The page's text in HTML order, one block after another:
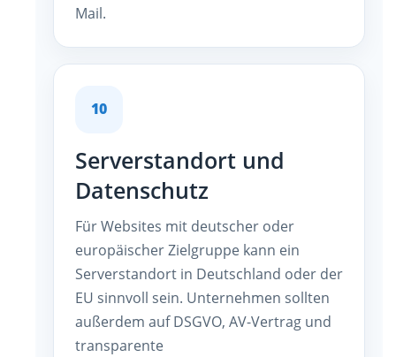
Mail.
10
Serverstandort und
Datenschutz
Für Websites mit deutscher oder
europäischer Zielgruppe kann ein
Serverstandort in Deutschland oder der
EU sinnvoll sein. Unternehmen sollten
außerdem auf DSGVO, AV-Vertrag und
transparente